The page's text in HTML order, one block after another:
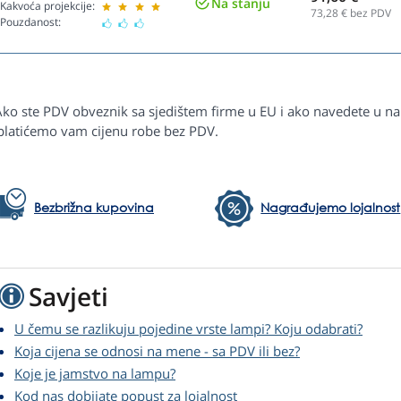
Kakvoća projekcije:
Pouzdanost:
73,28€ bez PDV
ste PDV obveznik sa sjedištem firme u EU i ako navedete u
vam cijenu robe bez PDV.
Bezbrižna kupovina Nagrađujemo lojalnost
Savjeti
U čemu se razlikuju pojedine vrste lampi? Koju odabrati?
Koja cijena se odnosi na mene - sa PDV ili bez?
Koje je jamstvo na lampu?
Kod nas dobijate popust za lojalnost